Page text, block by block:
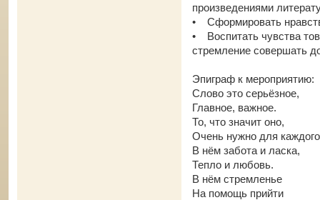
произведениями
• Сформировать
• Воспитать чувства
стремление совершать
Эпиграф к мероприятию:
Слово это серьёзное,
Главное, важное.
То, что значит оно,
Очень нужно для
В нём забота и ласка,
Тепло и любовь.
В нём стремленье
На помощь прийти